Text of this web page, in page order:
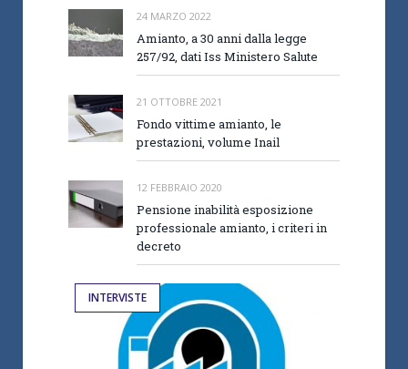
24 MARZO 2022
Amianto, a 30 anni dalla legge
257/92, dati Iss Ministero Salute
21 OTTOBRE 2021
Fondo vittime amianto, le
prestazioni, volume Inail
12 FEBBRAIO 2020
Pensione inabilità esposizione
professionale amianto, i criteri in
decreto
INTERVISTE